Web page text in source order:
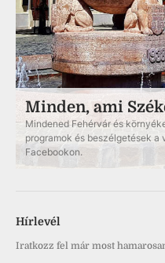
Minden, ami
Mindened Fehérvár és
programok és beszélgetések a
Facebookon.
Hírlevél
Iratkozz fel már most